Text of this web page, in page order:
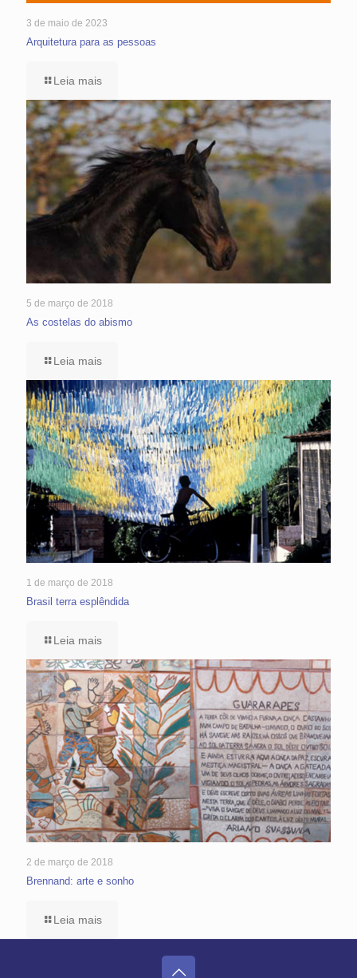
3 de maio de 2023
Arquitetura para as pessoas
Leia mais
5 de março de 2018
As costelas do abismo
Leia mais
1 de março de 2018
Brasil terra esplêndida
Leia mais
2 de março de 2018
Brennand: arte e sonho
Leia mais